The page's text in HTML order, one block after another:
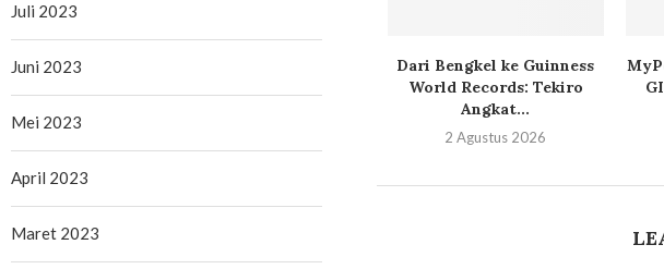
Dari Bengkel ke Guinness
World Records: Tekiro
Angkat...
2 Agustus 2026
Juli 2023
Juni 2023
Mei 2023
April 2023
Maret 2023